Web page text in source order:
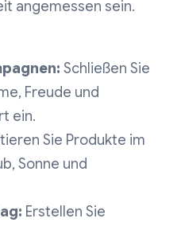
angemessen sein.
Schließen Sie
Freude und
ein.
Sie Produkte im
Sonne und
Erstellen Sie